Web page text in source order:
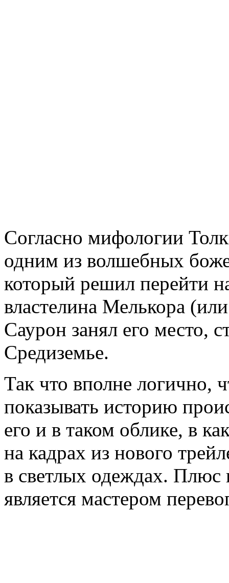
Согласно мифологии
одним из волшебных
который решил перейти
властелина Мелькора
Саурон занял его место,
Средиземье.
Так что вполне логично,
показывать историю
его и в таком облике, в
на кадрах из нового
в светлых одеждах. Плюс
является мастером